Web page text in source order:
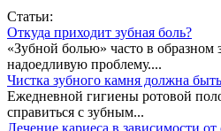
Статьи:
Откуда приходит зубная боль?
«Зубной болью» часто в образном
надоедливую проблему....
Чистка зубного камня должна
Ежедневной гигиены ротовой
справиться с зубным...